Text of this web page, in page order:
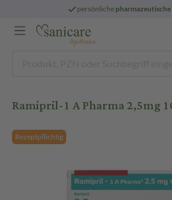
persönliche
Ramipril-1 A Pharma 2,5mg
Rezeptpflichtig